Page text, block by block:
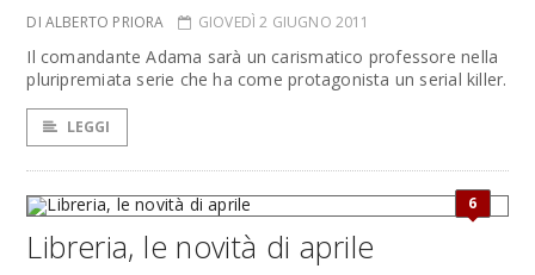
DI ALBERTO PRIORA GIOVEDÌ 2 GIUGNO 2011
Il comandante Adama sarà un carismatico professore nella
pluripremiata serie che ha come protagonista un serial killer.
LEGGI
6
Libreria, le novità di aprile